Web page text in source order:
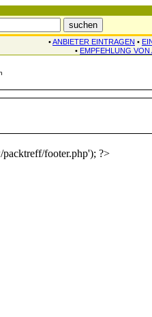
•ANBIETER EINTRAGEN •
• EMPFEHLUNG VON
footer.php'); ?>